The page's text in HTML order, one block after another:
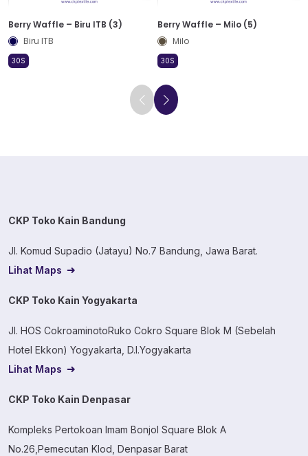
Berry Waffle – Biru ITB (3)
Biru ITB
30S
Berry Waffle – Milo (5)
Milo
30S
CKP Toko Kain Bandung
Jl. Komud Supadio (Jatayu) No.7 Bandung, Jawa Barat.
Lihat Maps
CKP Toko Kain Yogyakarta
Jl. HOS CokroaminotoRuko Cokro Square Blok M (Sebelah
Hotel Ekkon) Yogyakarta, D.I.Yogyakarta
Lihat Maps
CKP Toko Kain Denpasar
Kompleks Pertokoan Imam Bonjol Square Blok A
No.26,Pemecutan Klod, Denpasar Barat